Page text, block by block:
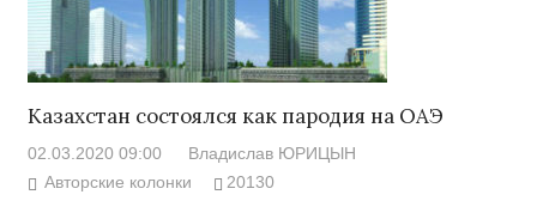
Казахстан состоялся как пародия на ОАЭ
02.03.2020 09:00
Владислав ЮРИЦЫН
Авторские колонки
20130